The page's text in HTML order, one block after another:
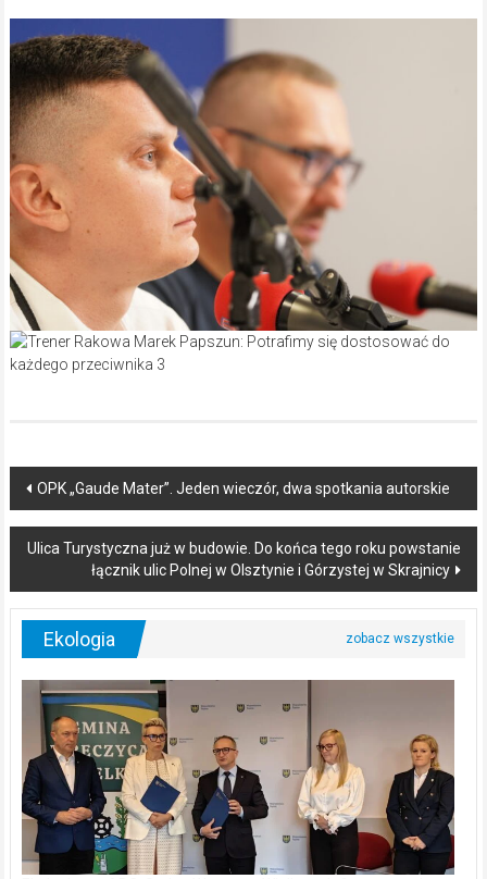
Post
navigation
OPK „Gaude Mater”. Jeden wieczór, dwa spotkania autorskie
Ulica Turystyczna już w budowie. Do końca tego roku powstanie
łącznik ulic Polnej w Olsztynie i Górzystej w Skrajnicy
Ekologia